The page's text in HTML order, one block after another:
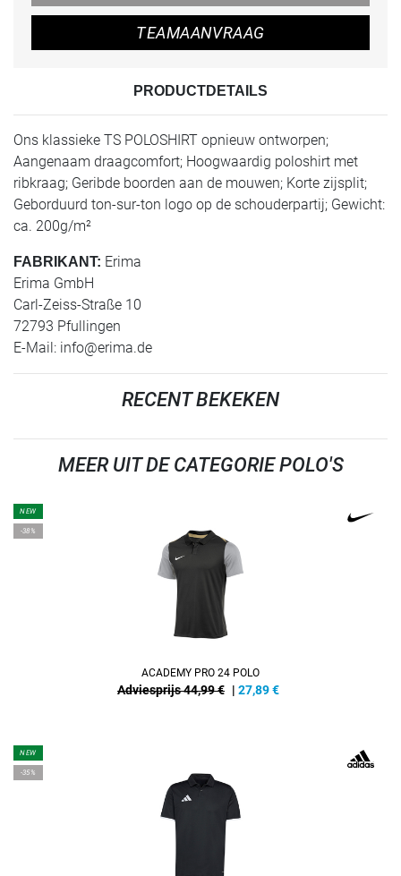
TEAMAANVRAAG
PRODUCTDETAILS
Ons klassieke TS POLOSHIRT opnieuw ontworpen;
Aangenaam draagcomfort; Hoogwaardig poloshirt met
ribkraag; Geribde boorden aan de mouwen; Korte zijsplit;
Geborduurd ton-sur-ton logo op de schouderpartij; Gewicht:
ca. 200g/m²
FABRIKANT: Erima
Erima GmbH
Carl-Zeiss-Straße 10
72793 Pfullingen
E-Mail: info@erima.de
RECENT BEKEKEN
MEER UIT DE CATEGORIE POLO'S
NEW
-38%
ACADEMY PRO 24 POLO
Adviesprijs 44,99 € | 27,89€
NEW
-35%